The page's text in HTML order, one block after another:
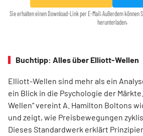
Sie erhalten einen Download-Link per E-Mail. Außerdem können
herunterladen.
Buchtipp: Alles über Elliott-Wellen
Elliott-Wellen sind mehr als ein
ein Blick in die Psychologie der
Wellen“ vereint A. Hamilton Boltons
und zeigt, wie Preisbewegungen
Dieses Standardwerk erklärt